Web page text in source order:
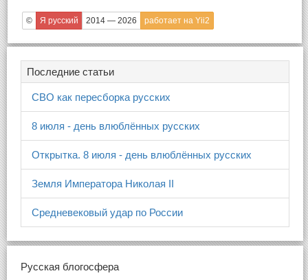
© Я русский 2014 — 2026 работает на Yii2
Последние статьи
СВО как пересборка русских
8 июля - день влюблённых русских
Открытка. 8 июля - день влюблённых русских
Земля Императора Николая II
Средневековый удар по России
Русская блогосфера